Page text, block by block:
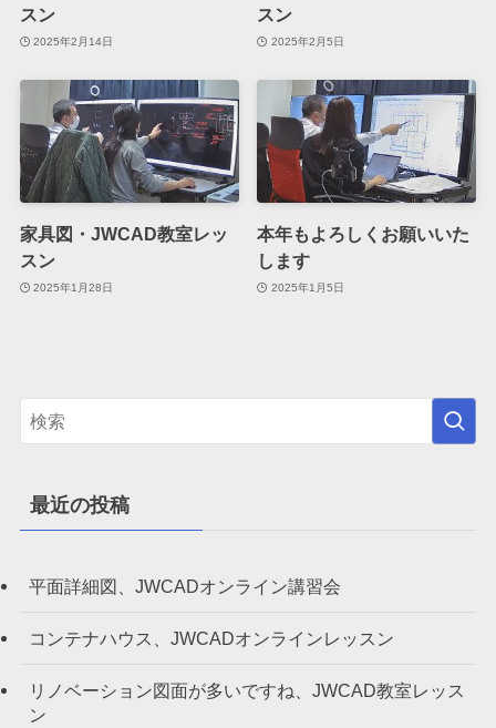
スン
2025年2月14日
スン
2025年2月5日
家具図・JWCAD教室レッ
スン
2025年1月28日
本年もよろしくお願いいた
します
2025年1月5日
最近の投稿
平面詳細図、JWCADオンライン講習会
コンテナハウス、JWCADオンラインレッスン
リノベーション図面が多いですね、JWCAD教室レッス
ン